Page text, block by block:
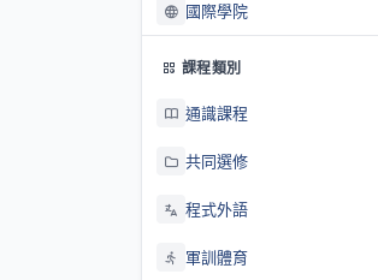
國際學院
課程類別
通識課程
共同選修
程式外語
軍訓體育